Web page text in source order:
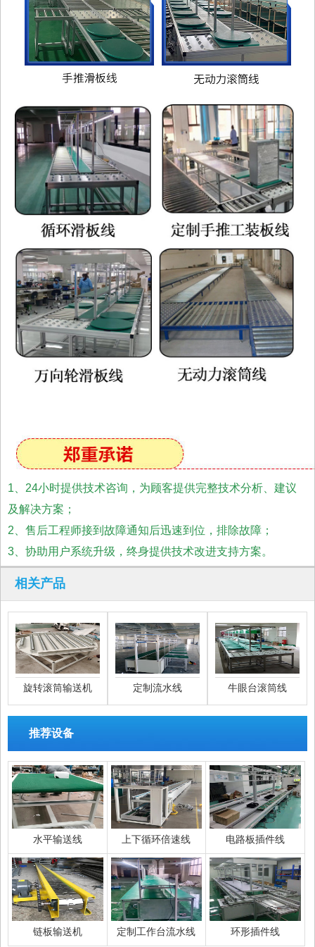
1、24小时提供技术咨询，为顾客提供完整技术分析、建议
及解决方案；
2、售后工程师接到故障通知后迅速到位，排除故障；
3、协助用户系统升级，终身提供技术改进支持方案。
相关产品
旋转滚筒输送机 定制流水线 牛眼台滚筒线
推荐设备
水平输送线 上下循环倍速线 电路板插件线
链板输送机 定制工作台流水线 环形插件线